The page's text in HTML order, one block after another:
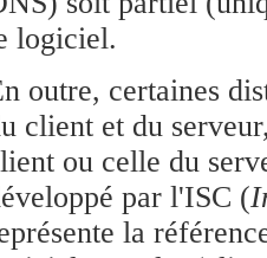
logiciel.
outre, certaines
client et du
ou celle du
par l'ISC (
la